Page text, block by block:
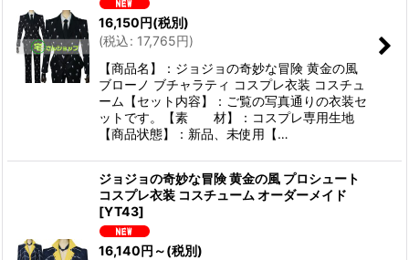
16,150円(税別)
(税込: 17,765円)
【商品名】：ジョジョの奇妙な冒険 黄金の風
ブローノ ブチャラティ コスプレ衣装 コスチュ
ーム【セット内容】：ご覧の写真通りの衣装セ
ットです。【素 材】：コスプレ専用生地
【商品状態】：新品、未使用【…
ジョジョの奇妙な冒険 黄金の風 プロシュート
コスプレ衣装 コスチューム オーダーメイド
[YT43]
16,140 円 ～(税別)